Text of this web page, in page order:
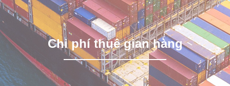
Chi phí thuê gian hàng